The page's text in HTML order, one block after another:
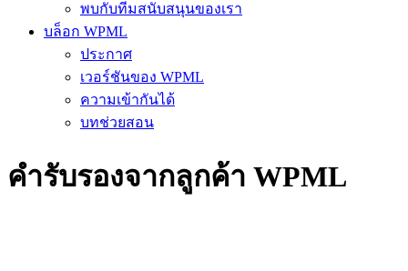
พบกับทีมสนับสนุนของเรา
บล็อก WPML
ประกาศ
เวอร์ชันของ WPML
ความเข้ากันได้
บทช่วยสอน
คำรับรองจากลูกค้า WPML